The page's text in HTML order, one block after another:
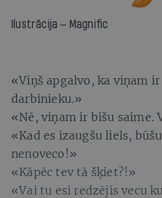
Ilustrācija — Magnific
«Viņš apgalvo, ka viņam
darbinieku.»
«Nē, viņam ir bišu saime.
«Kad es izaugšu liels,
nenoveco!»
«Kāpēc tev tā šķiet?!»
«Vai tu esi redzējis vecu